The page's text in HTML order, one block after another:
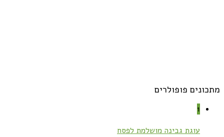
מתכונים פופולרים
1
עוגת גבינה מושלמת לפסח